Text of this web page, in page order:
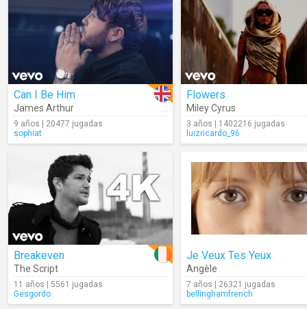
Can I Be Him
James Arthur
9 años | 20477 jugadas
sophiat
Flowers
Miley Cyrus
3 años | 1402216 jugadas
luizricardo_96
Breakeven
The Script
11 años | 5561 jugadas
Gesgordo
Je Veux Tes Yeux
Angèle
7 años | 26321 jugadas
bellinghamfrench